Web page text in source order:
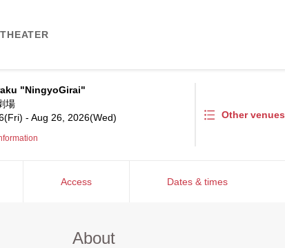
"NingyoGirai"
場
- Aug 26, 2026(Wed)
Othervenues
Access Dates & times
About